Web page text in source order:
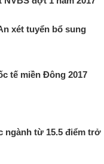
xét tuyển bổ sung
tế miền Đông 2017
ngành từ 15.5 điểm trở